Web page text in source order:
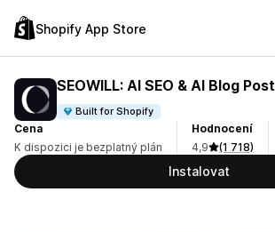
Shopify App Store
SEOWILL: AI SEO & AI Blog Post
Built for Shopify
Cena
K dispozici je bezplatný plán
Hodnocení
4,9
(1 718)
Instalovat